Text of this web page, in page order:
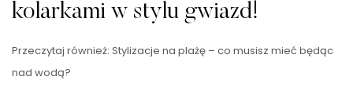
kolarkami w stylu gwiazd!
Przeczytaj również: Stylizacje na plażę – co musisz mieć będąc
nad wodą?